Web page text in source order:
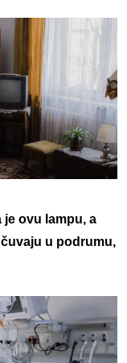
ovu lampu, a
u podrumu,